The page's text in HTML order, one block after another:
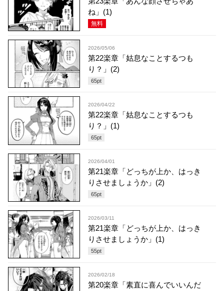
ね」(1)
無料
2026/05/06
第22楽章「姑息なことするつも
り？」(2)
65pt
2026/04/22
第22楽章「姑息なことするつも
り？」(1)
65pt
2026/04/01
第21楽章「どっちが上か、はっき
りさせましょうか」(2)
65pt
2026/03/11
第21楽章「どっちが上か、はっき
りさせましょうか」(1)
55pt
2026/02/18
第20楽章「素直に喜んでいいんだ